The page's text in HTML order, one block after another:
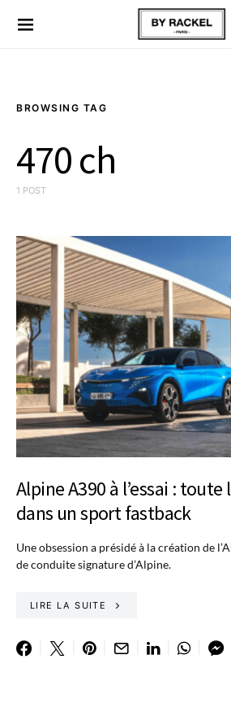
BROWSING TAG
470 ch
1 POST
Alpine A390 à l’essai : toute
dans un sport fastback
Une obsession a présidé à la création de
de conduite signature d’Alpine.
LIRE LA SUITE